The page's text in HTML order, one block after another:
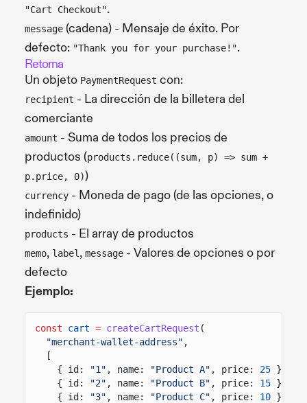
"Cart Checkout".
message (cadena) - Mensaje de éxito. Por
defecto: "Thank you for your purchase!".
Retorna
Un objeto PaymentRequest con:
recipient - La dirección de la billetera del
comerciante
amount - Suma de todos los precios de
productos (products.reduce((sum, p) => sum +
p.price, 0))
currency - Moneda de pago (de las opciones, o
indefinido)
products - El array de productos
memo, label , message - Valores de opciones o por
defecto
Ejemplo:
const cart = createCartRequest (
"merchant-wallet-address" ,
[
{ id:
"1" , name: "Product A" , price: 25 },
{ id:
"2" , name: "Product B" , price: 15 },
{ id:
"3" , name: "Product C" , price: 10 }